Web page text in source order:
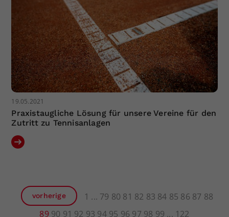
19.05.2021
Praxistaugliche Lösung für unsere Vereine für den
Zutritt zu Tennisanlagen
vorherige 1 79 80 81 82 83 84 85 86 87 88
89 90 91 92 93 94 95 96 97 98 99 122